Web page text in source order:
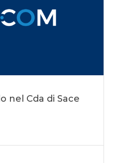
nel Cda di Sace